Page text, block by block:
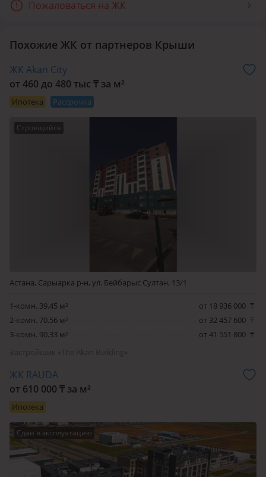
Удобное расположение ЖК, позволяет расслабиться от
комплекса, вдохнуть свежий воздух и отдохнуть от
загазованности нашего города.
Пожаловаться на ЖК
Похожие ЖК от партнеров Крыши
ЖК Akan City
от 460 до 480 тыс ₸ за м²
Ипотека Рассрочка
Строящийся
Астана, Сарыарка р-н, ул. Бейбарыс Султан, 13/1
1-комн. 39.45 м² от 18 936 000 ₸
2-комн. 70.56 м²
от 32 457 600 ₸
3-комн. 90.33 м²
от 41 551 800 ₸
ЖК RAUDA
от 610 000 ₸ за м²
Ипотека
Сдан в эксплуатацию